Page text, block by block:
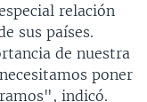
relación
sus países.
de nuestra
poner
indicó.